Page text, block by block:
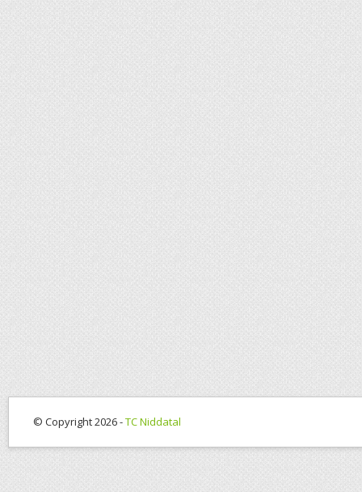
© Copyright 2026 -TC Niddatal